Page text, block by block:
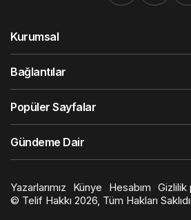
Kurumsal
Bağlantılar
Popüler Sayfalar
Gündeme Dair
Yazarlarımız Künye Hesabım Gizlilik
© Telif Hakkı 2026, Tüm Hakları